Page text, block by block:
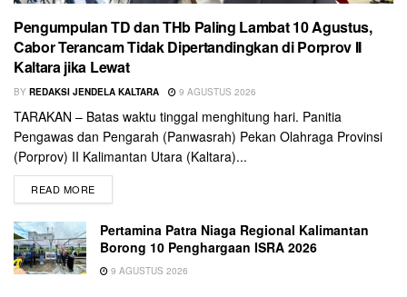
Pengumpulan TD dan THb Paling Lambat 10 Agustus,
Cabor Terancam Tidak Dipertandingkan di Porprov II
Kaltara jika Lewat
BY REDAKSI JENDELA KALTARA 9 AGUSTUS 2026
TARAKAN – Batas waktu tinggal menghitung hari. Panitia
Pengawas dan Pengarah (Panwasrah) Pekan Olahraga Provinsi
(Porprov) II Kalimantan Utara (Kaltara)...
READ MORE
Pertamina Patra Niaga Regional Kalimantan
Borong 10 Penghargaan ISRA 2026
9 AGUSTUS 2026